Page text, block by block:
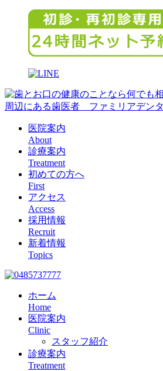
医院案内
About
診療案内
Treatment
初めての方へ
First
アクセス
Access
採用情報
Recruit
新着情報
Topics
ホーム
Home
医院案内
Clinic
スタッフ紹介
診療案内
Treatment